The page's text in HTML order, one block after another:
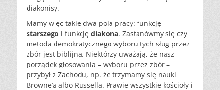
diakonisy.
Mamy więc takie dwa pola pracy: funkcję
starszego i funkcję diakona. Zastanówmy się czy
metoda demokratycznego wyboru tych sług przez
zbór jest biblijna. Niektórzy uważają, że nasz
porządek głosowania – wyboru przez zbór –
przybył z Zachodu, np. że trzymamy się nauki
Browne’a albo Russella. Prawie wszystkie kościoły i